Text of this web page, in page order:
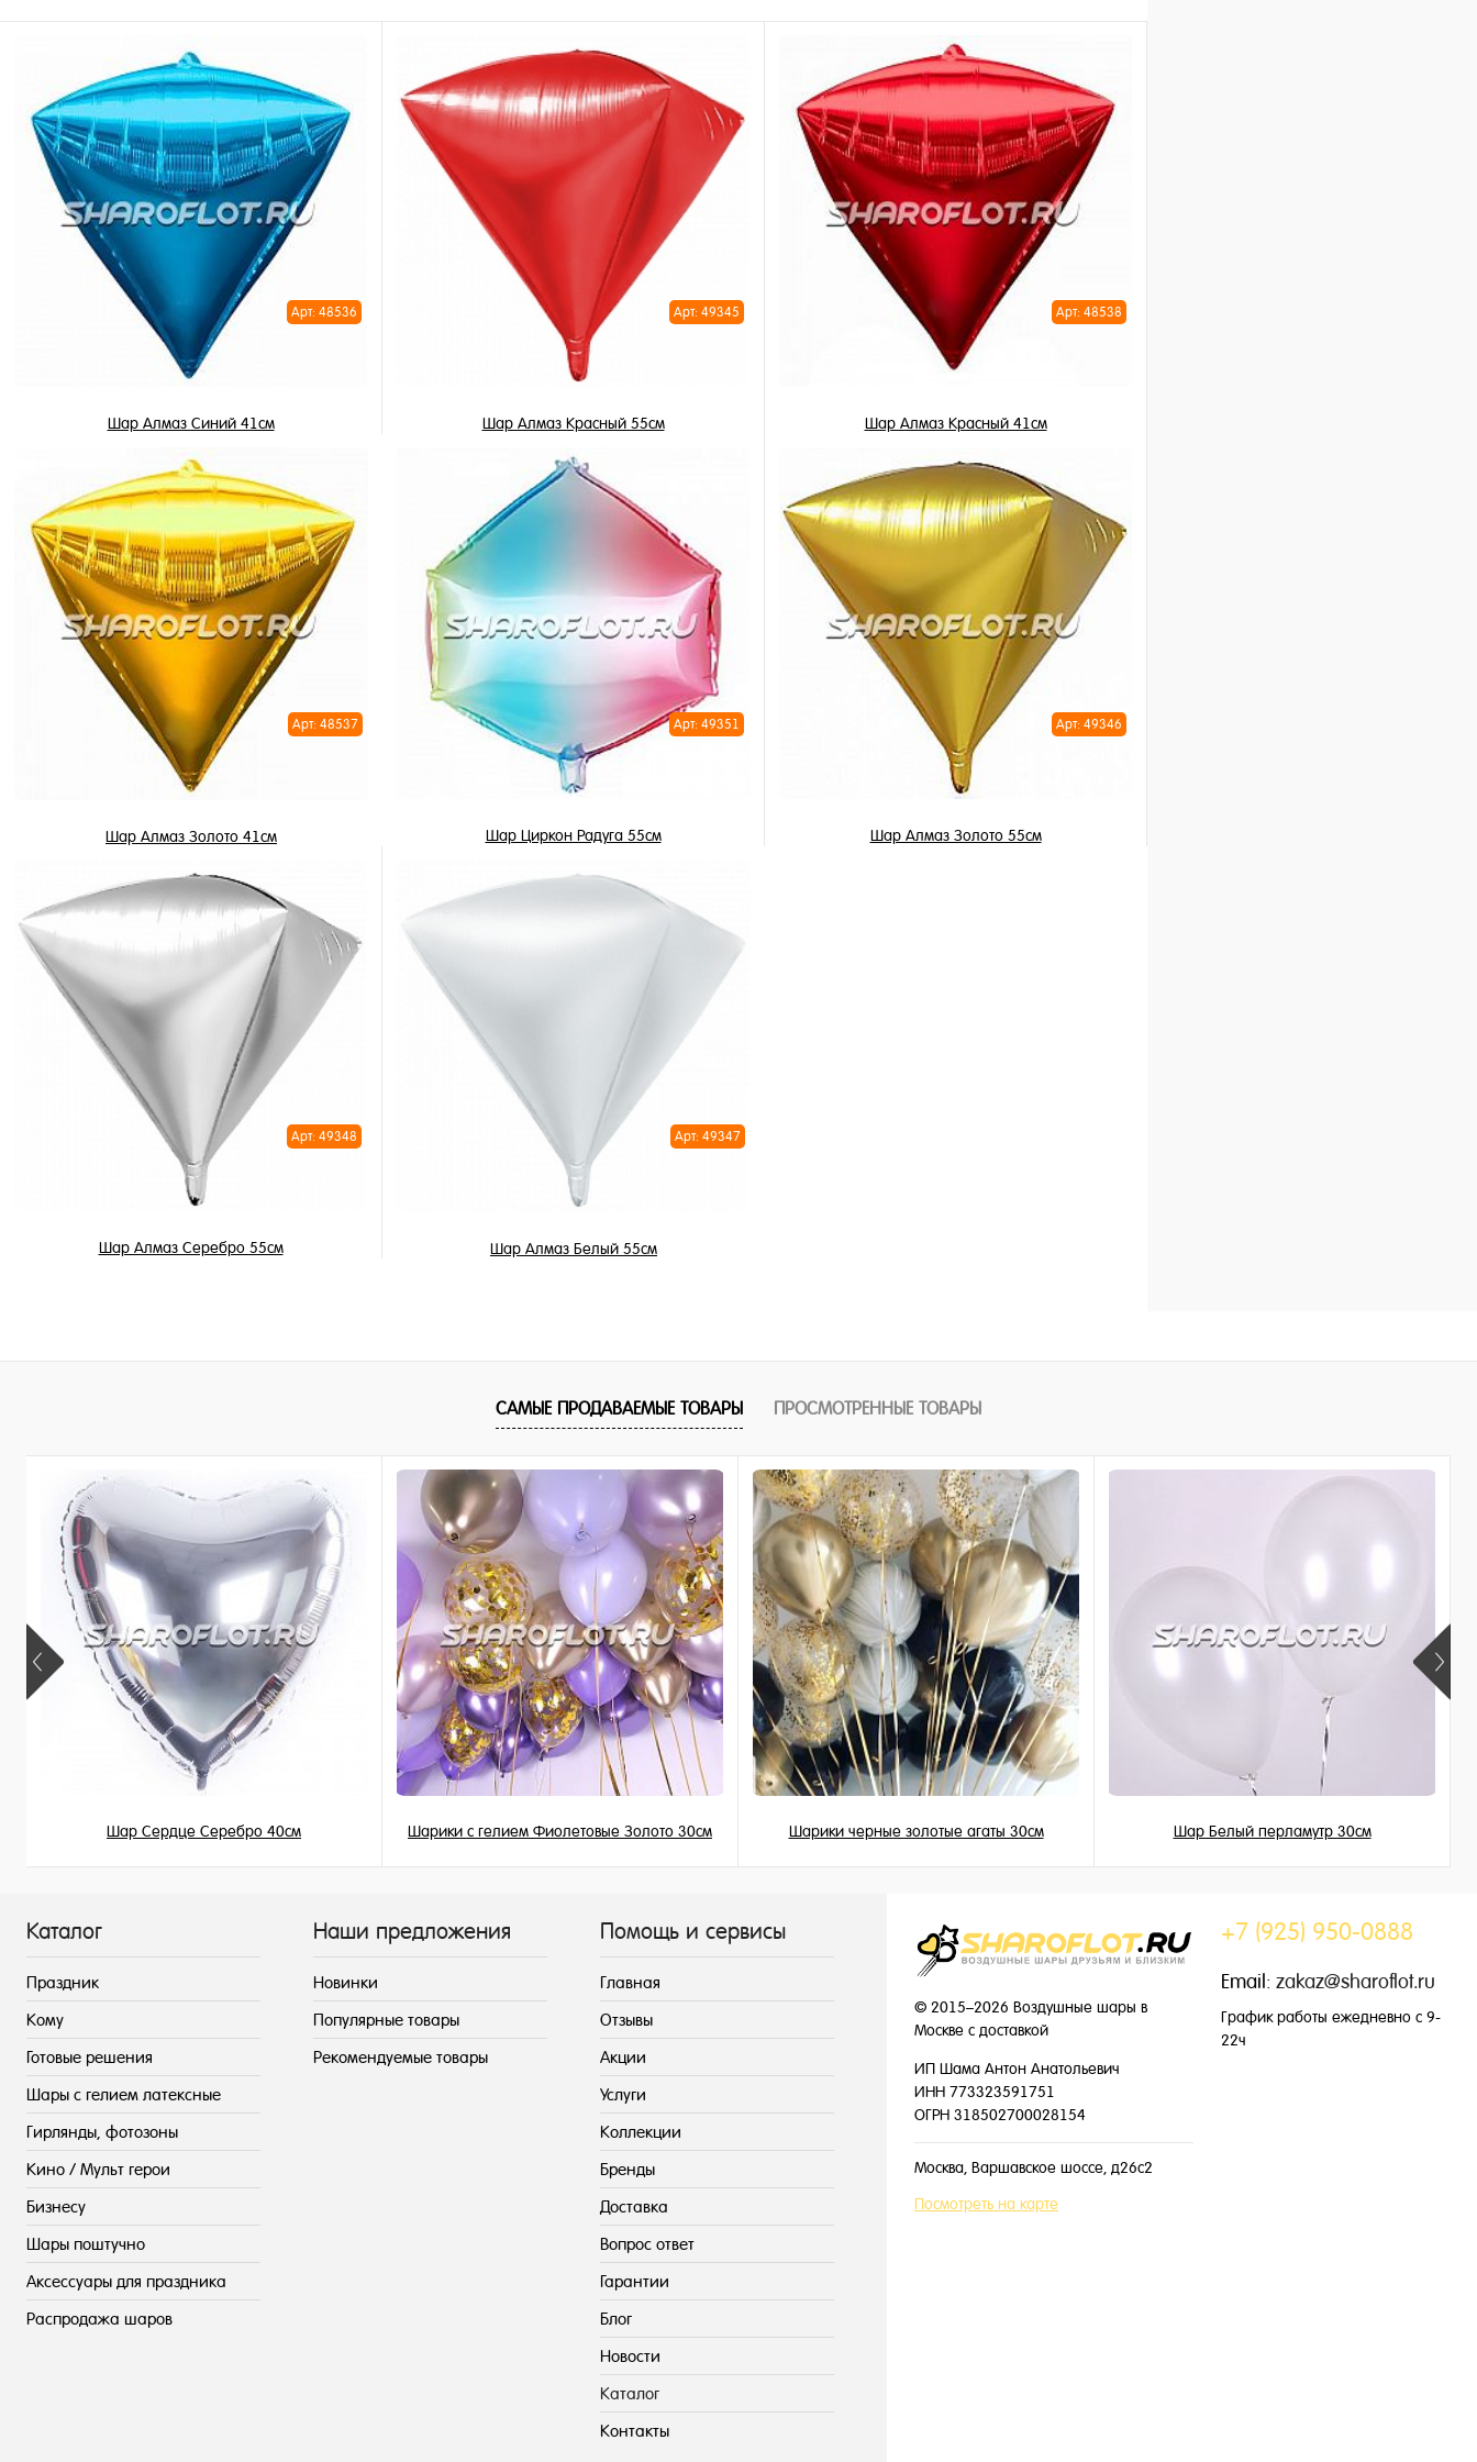
Арт: 48536
Шар Алмаз Синий 41см
1 250 ₽/ шт
В корзину
Купить в 1 клик
В избранное
В наличии
Арт: 49345
Шар Алмаз Красный 55см
650 ₽/ шт
Купить в 1 клик
В избранное
В наличии
Арт: 48538
Шар Алмаз Красный 41см
1 250 ₽/ шт
Купить в 1 клик
В избранное
В наличии
Арт: 48537
Шар Алмаз Золото 41см
1 250 ₽/ шт
Купить в 1 клик
В избранное
В наличии
Арт: 49351
Шар Циркон Радуга 55см
Купить в 1 клик
В избранное
Арт: 49346
Шар Алмаз Золото 55см
Арт: 49348
Шар Алмаз Серебро 55см
В избранное
В наличии
Арт: 49347
Шар Алмаз Белый 55см
В избранное
В наличии
САМЫЕ ПРОДАВАЕМЫЕ ТОВАРЫ ПРОСМОТРЕННЫЕ ТОВАРЫ
Шар Сердце Серебро 40см Шарики с гелием Фиолетовые Золото 30см Шарики черные золотые агаты 30см Шар Белый перламутр 30см
Каталог
Праздник
Кому
Готовые решения
Шары с гелием латексные
Гирлянды, фотозоны
Кино / Мульт герои
Бизнесу
Шары поштучно
Аксессуары для праздника
Распродажа шаров
Наши предложения
Новинки
Популярные товары
Рекомендуемые товары
Помощь и сервисы
Главная
Отзывы
Акции
Услуги
Коллекции
Бренды
Доставка
Вопрос ответ
Гарантии
Блог
Новости
Каталог
Контакты
© 2015–2026 Воздушные шары в
Москве с доставкой
ИП Шама Антон Анатольевич
ИНН 773323591751
ОГРН 318502700028154
Москва, Варшавское шоссе, д26с2
Посмотреть на карте
+7 (925) 950-0888
Email: zakaz@sharoflot.ru
График работы ежедневно с 9-
22ч